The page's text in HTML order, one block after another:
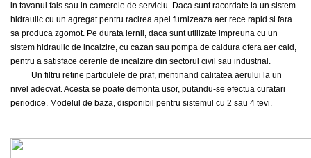
in tavanul fals sau in camerele de serviciu. Daca sunt racordate la un sistem
hidraulic cu un agregat pentru racirea apei furnizeaza aer rece rapid si fara
sa produca zgomot. Pe durata iernii, daca sunt utilizate impreuna cu un
sistem hidraulic de incalzire, cu cazan sau pompa de caldura ofera aer cald,
pentru a satisface cererile de incalzire din sectorul civil sau industrial.
Un filtru retine particulele de praf, mentinand calitatea aerului la un
nivel adecvat. Acesta se poate demonta usor, putandu-se efectua curatari
periodice. Modelul de baza, disponibil pentru sistemul cu 2 sau 4 tevi.